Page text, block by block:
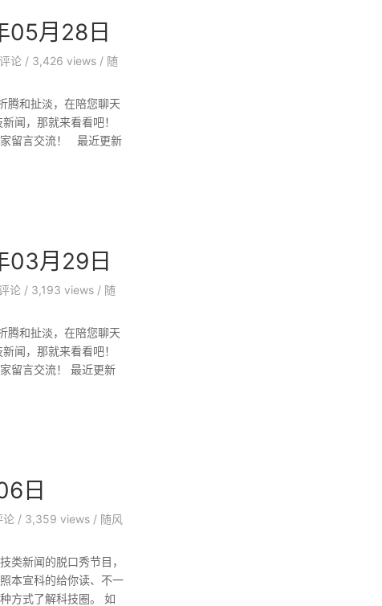
05月28日
论 / 3,426 views / 随
腾和扯淡，在陪您聊天
闻，那就来看看吧！
留言交流！ 最近更新
03月29日
论 / 3,193 views / 随
腾和扯淡，在陪您聊天
闻，那就来看看吧！
留言交流！ 最近更新
日
论 / 3,359 views / 随风
类新闻的脱口秀节目，
本宣科的给你读、不一
方式了解科技圈。 如